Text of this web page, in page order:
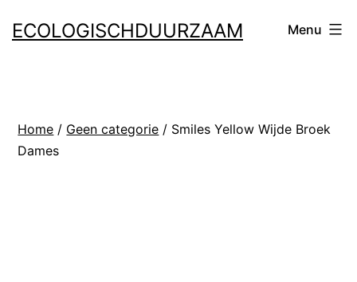
naar
ECOLOGISCHDUURZAAM Menu
Home / Geen categorie / Smiles Yellow Wijde Broek
Dames